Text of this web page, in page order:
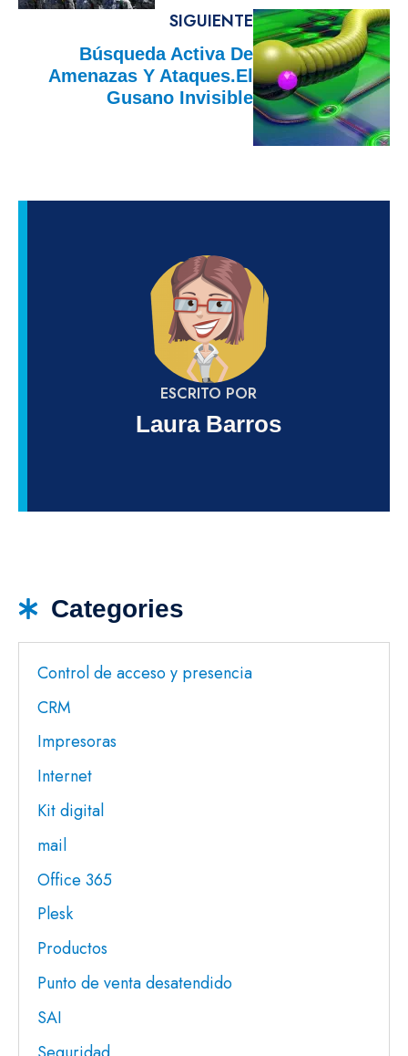
SIGUIENTE
Búsqueda Activa De
Amenazas Y Ataques.El
Gusano Invisible
ESCRITO POR
Laura Barros
Categories
Control de acceso y presencia
CRM
Impresoras
Internet
Kit digital
mail
Office 365
Plesk
Productos
Punto de venta desatendido
SAI